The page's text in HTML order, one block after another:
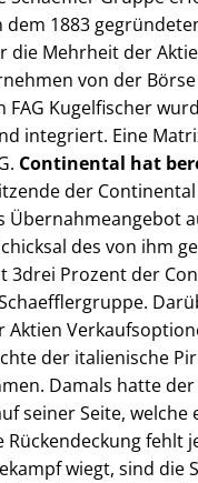
dem 1883
die Mehrheit der
von der
Kugelfischer
integriert. Eine
Continental hat
der
Übernahmeangebot
des von ihm
3drei Prozent der
der italienische
Damals hatte
seiner Seite, welche
fehlt
wiegt, sind die